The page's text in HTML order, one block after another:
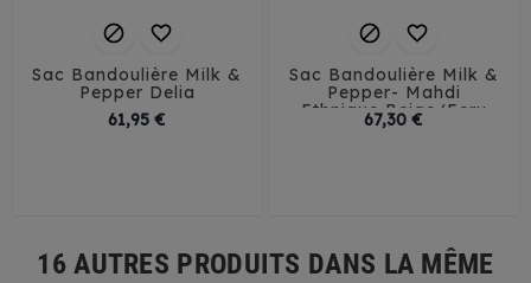
 
Sac Bandoulière Milk &
Pepper Delia
61,95 €
 
Sac Bandoulière Milk &
Pepper- Mahdi
Ethnique Beige/Ecru
67,30 €
16 AUTRES PRODUITS DANS LA MÊME